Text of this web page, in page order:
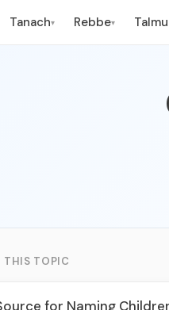
Tanach▾ Rebbe▾
THIS TOPIC
for Naming